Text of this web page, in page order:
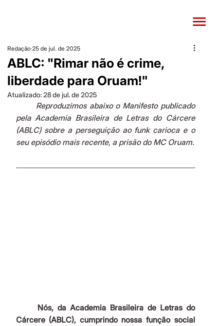
ABLC: "Rimar não é crime,
liberdade para Oruam!"
Redação 25 de jul. de 2025
Atualizado:28 de jul. de 2025
Reproduzimos abaixo o Manifesto publicado
pela Academia Brasileira de Letras do Cárcere
(ABLC) sobre a perseguição ao funk carioca e o
seu episódio mais recente, a prisão do MC Oruam.
Cárcere (ABLC), cumprindo nossa função social